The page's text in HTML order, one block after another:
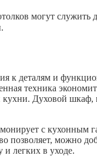
могут
к деталям и
техника
Духовой
с
позволяет, можно
и легких в уходе.